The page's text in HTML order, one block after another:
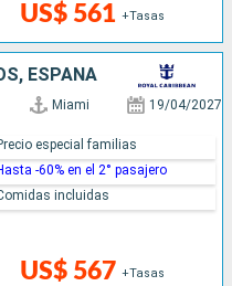
US$ 561 +Tasas
ESPAÑA
Miami 19/04/2027
US$ 567 +Tasas
especial familias
-60% en el 2° pasajero
incluidas